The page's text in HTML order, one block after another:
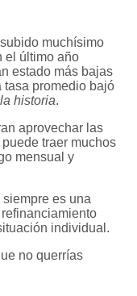
muchísimo
el último año
estado más bajas
tasa promedio bajó
historia.
aprovechar las
traer muchos
mensual y
es una
individual.
no querrías